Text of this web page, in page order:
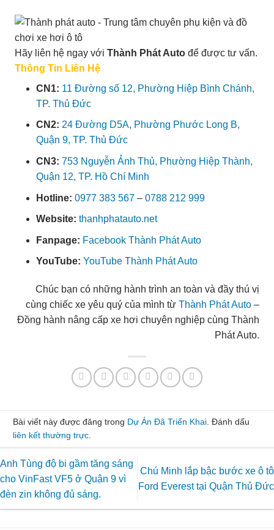
Hãy liên hệ ngay với Thành Phát Auto để được tư vấn.
Thông Tin Liên Hệ
CN1: 11 Đường số 12, Phường Hiệp Bình Chánh,
TP. Thủ Đức
CN2: 24 Đường D5A, Phường Phước Long B,
Quận 9, TP. Thủ Đức
CN3: 753 Nguyễn Ảnh Thủ, Phường Hiệp Thành,
Quận 12, TP. Hồ Chí Minh
Hotline: 0977 383 567 – 0788 212 999
Website: thanhphatauto.net
Fanpage: Facebook Thành Phát Auto
YouTube: YouTube Thành Phát Auto
Chúc bạn có những hành trình an toàn và đầy thú vị
cùng chiếc xe yêu quý của mình từ Thành Phát Auto –
Đồng hành nâng cấp xe hơi chuyên nghiệp cùng Thành
Phát Auto.
Bài viết này được đăng trong Dự Án Đã Triển Khai . Đánh dấu
liên kết thường trực
Anh Tùng độ bi gầm tăng sáng
cho VinFast VF5 ở Quận 9 vì
đèn zin không đủ sáng.
Chú Minh lắp bậc bước xe ô tô
Ford Everest tại Quận Thủ Đức